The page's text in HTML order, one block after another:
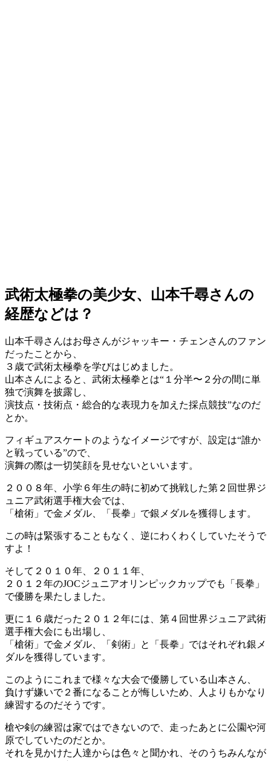
武術太極拳の美少女、山本千尋さんの
経歴などは？
山本千尋さんはお母さんがジャッキー・チェンさんのファン
だったことから、
３歳で武術太極拳を学びはじめました。
山本さんによると、武術太極拳とは“１分半〜２分の間に単
独で演舞を披露し、
演技点・技術点・総合的な表現力を加えた採点競技”なのだ
とか。
フィギュアスケートのようなイメージですが、設定は“誰か
と戦っている”ので、
演舞の際は一切笑顔を見せないといいます。
２００８年、小学６年生の時に初めて挑戦した第２回世界ジ
ュニア武術選手権大会では、
「槍術」で金メダル、「長拳」で銀メダルを獲得します。
この時は緊張することもなく、逆にわくわくしていたそうで
すよ！
そして２０１０年、２０１１年、
２０１２年のJOCジュニアオリンピックカップでも「長拳」
で優勝を果たしました。
更に１６歳だった２０１２年には、第４回世界ジュニア武術
選手権大会にも出場し、
「槍術」で金メダル、「剣術」と「長拳」ではそれぞれ銀メ
ダルを獲得しています。
このようにこれまで様々な大会で優勝している山本さん、
負けず嫌いで２番になることが悔しいため、人よりもかなり
練習するのだそうです。
槍や剣の練習は家ではできないので、走ったあとに公園や河
原でしていたのだとか。
それを見かけた人達からは色々と聞かれ、そのうちみんなが